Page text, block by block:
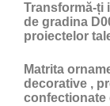
Transformă-ți
de gradina
proiectelor
Matrita
decorative ,
confectionate